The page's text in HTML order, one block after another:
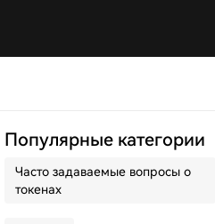
Популярные категории
Часто задаваемые вопросы о
токенах